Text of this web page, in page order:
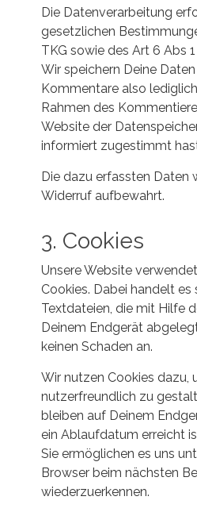
Die Datenverarbeitung
gesetzlichen
TKG sowie des Art 6 Abs
Wir speichern Deine
Kommentare also
Rahmen des
Website der
informiert zugestimmt
Die dazu erfassten Daten
Widerruf aufbewahrt.
3. Cookies
Unsere Website
Cookies. Dabei handelt es
Textdateien, die mit Hilfe
Deinem Endgerät
keinen Schaden an.
Wir nutzen Cookies dazu,
nutzerfreundlich zu
bleiben auf Deinem
ein Ablaufdatum erreicht
Sie ermöglichen es uns
Browser beim nächsten
wiederzuerkennen.